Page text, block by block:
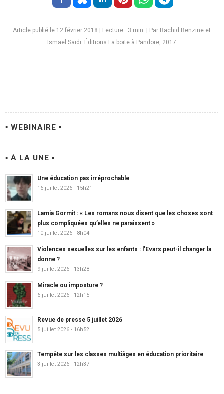
Article publié le 12 février 2018|Lecture : 3 min. | Par Rachid Benzine et
Ismaël Saïdi. Éditions La boite à Pandore, 2017
▪ WEBINAIRE ▪
▪ À LA UNE ▪
Une éducation pas irréprochable
16 juillet 2026 - 15h21
Lamia Gormit : « Les romans nous disent que les choses sont
plus compliquées qu’elles ne paraissent »
10 juillet 2026 - 8h04
Violences sexuelles sur les enfants : l’Evars peut-il changer la
donne ?
9 juillet 2026 - 13h28
Miracle ou imposture ?
6 juillet 2026 - 12h15
Revue de presse 5 juillet 2026
5 juillet 2026 - 16h52
Tempête sur les classes multiâges en éducation prioritaire
3 juillet 2026 - 12h37